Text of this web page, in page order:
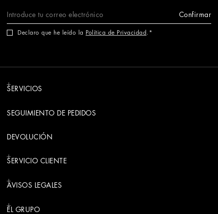
Confirmar
Declaro que he leído la Política de Privacidad .
SERVICIOS
SEGUIMIENTO DE PEDIDOS
DEVOLUCIÓN
SERVICIO CLIENTE
AVISOS LEGALES
EL GRUPO